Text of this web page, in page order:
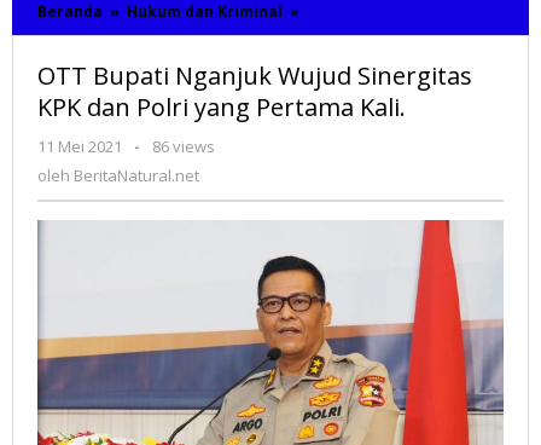
Beranda » Hukum dan Kriminal »
Bupati
Wujud
Sinergitas
KPK
Pertama
OTT Bupati Nganjuk Wujud Sinergitas
KPK dan Polri yang Pertama Kali.
11 Mei 2021
oleh
BeritaNatural.net
-
86 views
oleh BeritaNatural.net